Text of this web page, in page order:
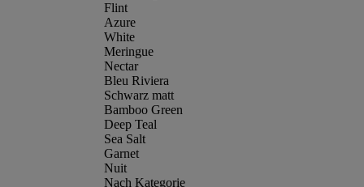
Flint
Azure
White
Meringue
Nectar
Bleu Riviera
Schwarz matt
Bamboo Green
Deep Teal
Sea Salt
Garnet
Nuit
Nach Kategorie